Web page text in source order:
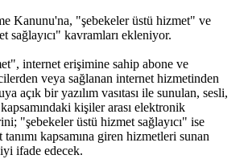
Kanunu'na, "şebekeler üstü hizmet" ve
sağlayıcı" kavramları ekleniyor.
internet erişimine sahip abone ve
veya sağlanan internet hizmetinden
açık bir yazılım vasıtası ile sunulan, sesli,
kişiler arası elektronik
"şebekeler üstü hizmet sağlayıcı" ise
kapsamına giren hizmetleri sunan
ifade edecek.